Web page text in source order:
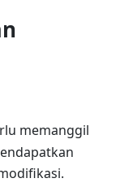
memanggil